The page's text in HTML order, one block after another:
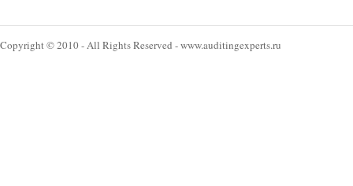
Copyright © 2010 - All Rights Reserved - www.auditingexperts.ru